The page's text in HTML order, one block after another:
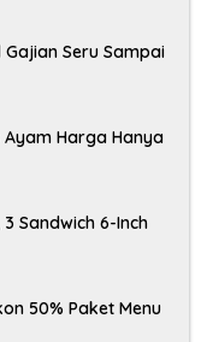
Seru Sampai
Ayam Harga Hanya
Sandwich 6-Inch
50% Paket Menu